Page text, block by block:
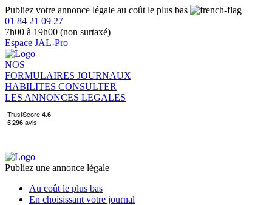
Publiez votre annonce légale au coût le plus bas
01 84 21 09 27
7h00 à 19h00 (non surtaxé)
Espace JAL-Pro
NOS
FORMULAIRES JOURNAUX
HABILITES CONSULTER
LES ANNONCES LEGALES
Publiez une annonce légale
Au coût le plus bas
En choisissant votre journal